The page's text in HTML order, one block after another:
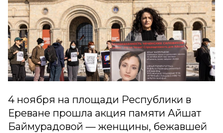
4 ноября на площади Республики в
Ереване прошла акция памяти Айшат
Баймурадовой — женщины, бежавшей